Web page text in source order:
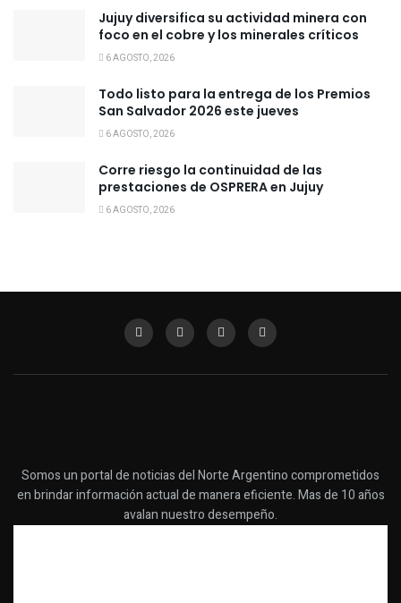
Jujuy diversifica su actividad minera con
foco en el cobre y los minerales críticos
6 AGOSTO, 2026
Todo listo para la entrega de los Premios
San Salvador 2026 este jueves
6 AGOSTO, 2026
Corre riesgo la continuidad de las
prestaciones de OSPRERA en Jujuy
6 AGOSTO, 2026
Somos un portal de noticias del Norte Argentino comprometidos
en brindar información actual de manera eficiente. Mas de 10 años
avalan nuestro desempeño.